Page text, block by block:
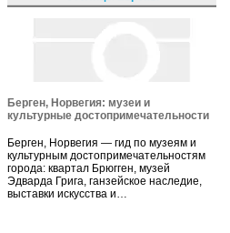
Берген, Норвегия: музеи и
культурные достопримечательности
Берген, Норвегия — гид по музеям и
культурным достопримечательностям
города: квартал Брюгген, музей
Эдварда Грига, ганзейское наследие,
выставки искусства и…